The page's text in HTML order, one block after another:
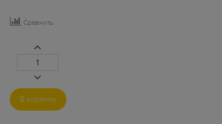
Сравнить
В корзину